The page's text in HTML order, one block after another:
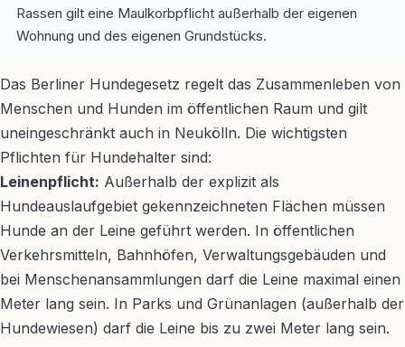
Rassen gilt eine Maulkorbpflicht außerhalb der eigenen
Wohnung und des eigenen Grundstücks.
Das Berliner Hundegesetz regelt das Zusammenleben von
Menschen und Hunden im öffentlichen Raum und gilt
uneingeschränkt auch in Neukölln. Die wichtigsten
Pflichten für Hundehalter sind:
Leinenpflicht: Außerhalb der explizit als
Hundeauslaufgebiet gekennzeichneten Flächen müssen
Hunde an der Leine geführt werden. In öffentlichen
Verkehrsmitteln, Bahnhöfen, Verwaltungsgebäuden und
bei Menschenansammlungen darf die Leine maximal einen
Meter lang sein. In Parks und Grünanlagen (außerhalb der
Hundewiesen) darf die Leine bis zu zwei Meter lang sein.